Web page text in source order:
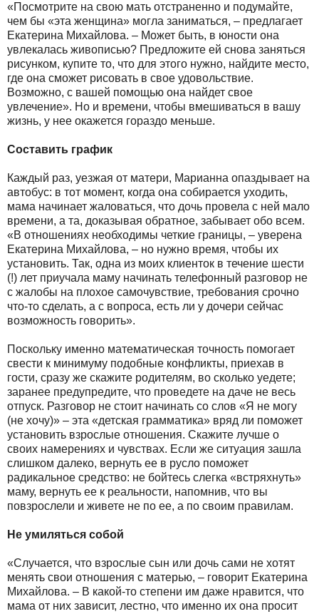
«Посмотрите на свою мать отстраненно и подумайте,
чем бы «эта женщина» могла заниматься, – предлагает
Екатерина Михайлова. – Может быть, в юности она
увлекалась живописью? Предложите ей снова заняться
рисунком, купите то, что для этого нужно, найдите место,
где она сможет рисовать в свое удовольствие.
Возможно, с вашей помощью она найдет свое
увлечение». Но и времени, чтобы вмешиваться в вашу
жизнь, у нее окажется гораздо меньше.
Составить график
Каждый раз, уезжая от матери, Марианна опаздывает на
автобус: в тот момент, когда она собирается уходить,
мама начинает жаловаться, что дочь провела c ней мало
времени, а та, доказывая обратное, забывает обо всем.
«В отношениях необходимы четкие границы, – уверена
Екатерина Михайлова, – но нужно время, чтобы их
установить. Так, одна из моих клиенток в течение шести
(!) лет приучала маму начинать телефонный разговор не
с жалобы на плохое самочувствие, требования срочно
что-то сделать, а с вопроса, есть ли у дочери сейчас
возможность говорить».
Поскольку именно математическая точность помогает
свести к минимуму подобные конфликты, приехав в
гости, сразу же скажите родителям, во сколько уедете;
заранее предупредите, что проведете на даче не весь
отпуск. Разговор не стоит начинать со слов «Я не могу
(не хочу)» – эта «детская грамматика» вряд ли поможет
установить взрослые отношения. Скажите лучше о
своих намерениях и чувствах. Если же ситуация зашла
слишком далеко, вернуть ее в русло поможет
радикальное средство: не бойтесь слегка «встряхнуть»
маму, вернуть ее к реальности, напомнив, что вы
повзрослели и живете не по ее, а по своим правилам.
Не умиляться собой
«Случается, что взрослые сын или дочь сами не хотят
менять свои отношения с матерью, – говорит Екатерина
Михайлова. – В какой-то степени им даже нравится, что
мама от них зависит, лестно, что именно их она просит